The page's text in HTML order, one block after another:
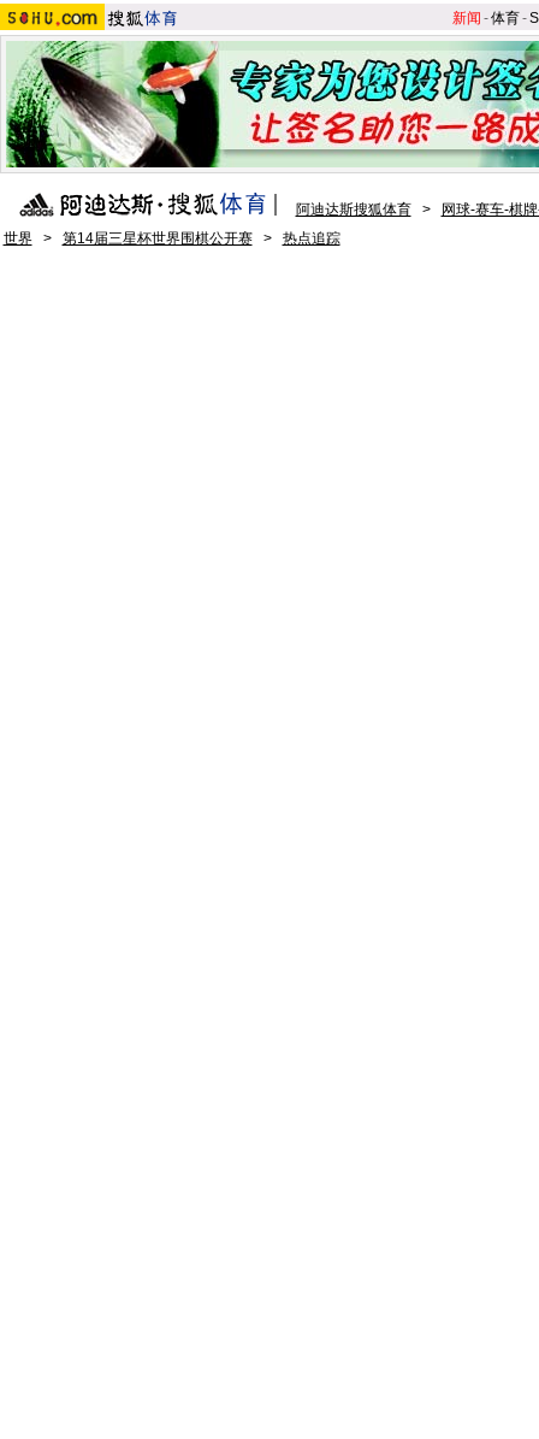
新闻 -体育-S
阿迪达斯搜狐体育 >
网球-赛车-棋
世界
> 第14届三星杯世界围棋公开赛 > 热点追踪